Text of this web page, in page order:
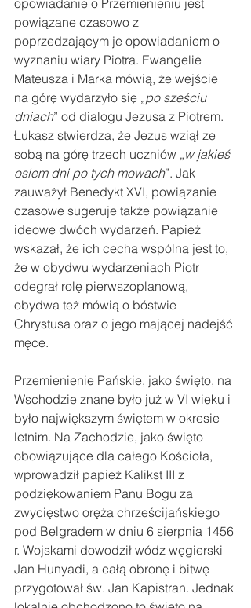
opowiadanie o Przemienieniu jest
powiązane czasowo z
poprzedzającym je opowiadaniem o
wyznaniu wiary Piotra. Ewangelie
Mateusza i Marka mówią, że wejście
na górę wydarzyło się „po sześciu
dniach” od dialogu Jezusa z Piotrem.
Łukasz stwierdza, że Jezus wziął ze
sobą na górę trzech uczniów „w jakieś
osiem dni po tych mowach”. Jak
zauważył Benedykt XVI, powiązanie
czasowe sugeruje także powiązanie
ideowe dwóch wydarzeń. Papież
wskazał, że ich cechą wspólną jest to,
że w obydwu wydarzeniach Piotr
odegrał rolę pierwszoplanową,
obydwa też mówią o bóstwie
Chrystusa oraz o jego mającej nadejść
męce.
Przemienienie Pańskie, jako święto, na
Wschodzie znane było już w VI wieku i
było największym świętem w okresie
letnim. Na Zachodzie, jako święto
obowiązujące dla całego Kościoła,
wprowadził papież Kalikst III z
podziękowaniem Panu Bogu za
zwycięstwo oręża chrześcijańskiego
pod Belgradem w dniu 6 sierpnia 1456
r. Wojskami dowodził wódz węgierski
Jan Hunyadi, a całą obronę i bitwę
przygotował św. Jan Kapistran. Jednak